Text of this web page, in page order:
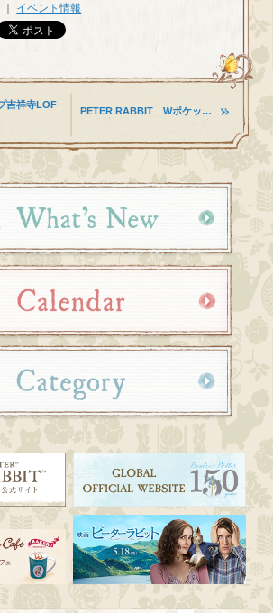
イベント情報
吉祥寺LOF
PETER RABBIT Wポケッ…